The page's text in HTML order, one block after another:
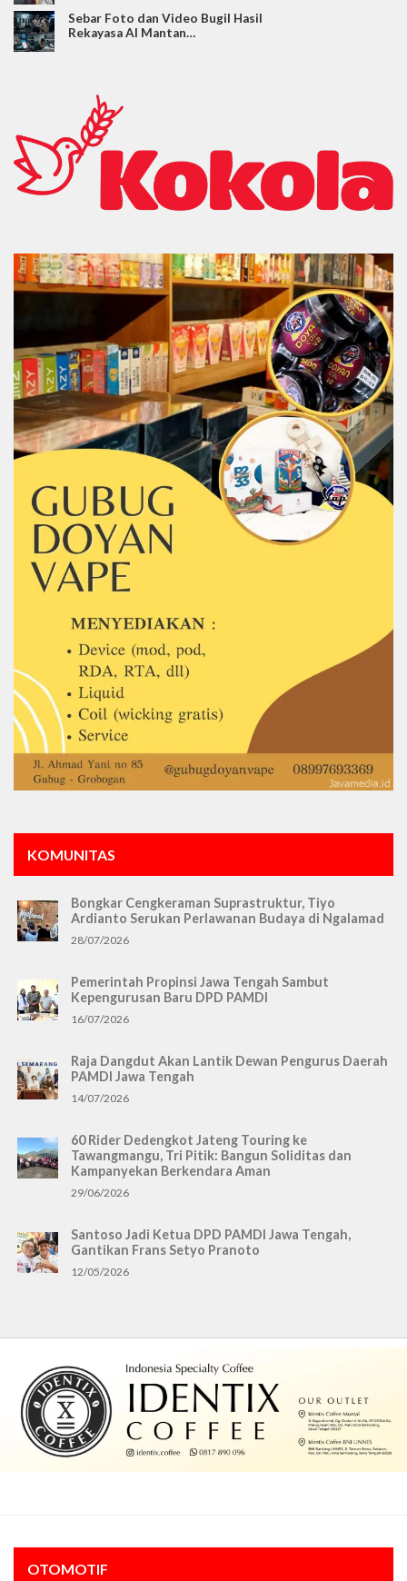
Sebar Foto dan Video Bugil Hasil
Rekayasa AI Mantan…
KOMUNITAS
Bongkar Cengkeraman Suprastruktur, Tiyo
Ardianto Serukan Perlawanan Budaya di Ngalamad
28/07/2026
Pemerintah Propinsi Jawa Tengah Sambut
Kepengurusan Baru DPD PAMDI
16/07/2026
Raja Dangdut Akan Lantik Dewan Pengurus Daerah
PAMDI Jawa Tengah
14/07/2026
60 Rider Dedengkot Jateng Touring ke
Tawangmangu, Tri Pitik: Bangun Soliditas dan
Kampanyekan Berkendara Aman
29/06/2026
Santoso Jadi Ketua DPD PAMDI Jawa Tengah,
Gantikan Frans Setyo Pranoto
12/05/2026
OTOMOTIF